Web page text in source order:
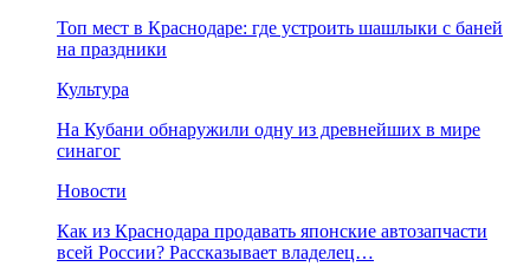
Топ мест в Краснодаре: где устроить шашлыки с баней
на праздники
Культура
На Кубани обнаружили одну из древнейших в мире
синагог
Новости
Как из Краснодара продавать японские автозапчасти
всей России? Рассказывает владелец…